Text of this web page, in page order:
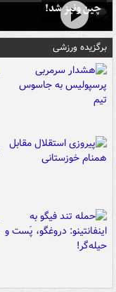
چین ونیز شد!
برگزیده ورزشی